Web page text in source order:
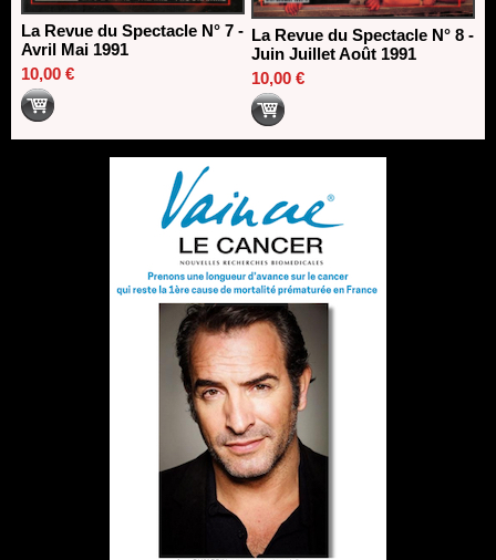
La Revue du Spectacle N° 7 -
Avril Mai 1991
10,00 €
La Revue du Spectacle N° 8 -
Juin Juillet Août 1991
10,00 €